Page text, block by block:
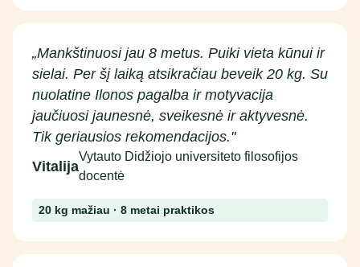
„Mankštinuosi jau 8 metus. Puiki vieta kūnui ir
sielai. Per šį laiką atsikračiau beveik 20 kg. Su
nuolatine Ilonos pagalba ir motyvacija
jaučiuosi jaunesnė, sveikesnė ir aktyvesnė.
Tik geriausios rekomendacijos."
Vitalija
Vytauto Didžiojo universiteto filosofijos
docentė
20 kg mažiau · 8 metai praktikos